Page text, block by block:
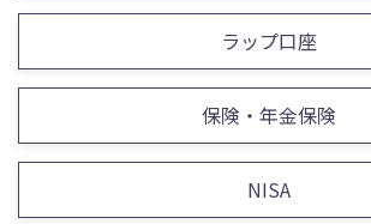
ラップ口座
保険・年金保険
NISA